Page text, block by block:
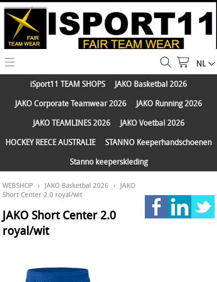
HOME
WEBSHOP
JAKO Running 2026
JAKO TEAMLINES 2026
JAKO Voetbal 2026
HOCKEY REECE AUSTRALIE
Stanno keeperskleding
PARTNERS
Klantengroepen
CONTACT
MY ISPORT11
JAKO Matentabellen
NL
iSport11 TEAM SHOPS
JAKO Basketbal 2026
JAKO Corporate Teamwear 2026
JAKO Running 2026
JAKO TEAMLINES 2026
JAKO Voetbal 2026
HOCKEY REECE AUSTRALIE
STANNO Keeperhandschoenen
Stanno keeperskleding
WEBSHOP › JAKO Basketbal 2026 › JAKO
Short Center 2.0 royal/wit
JAKO Short Center 2.0
royal/wit